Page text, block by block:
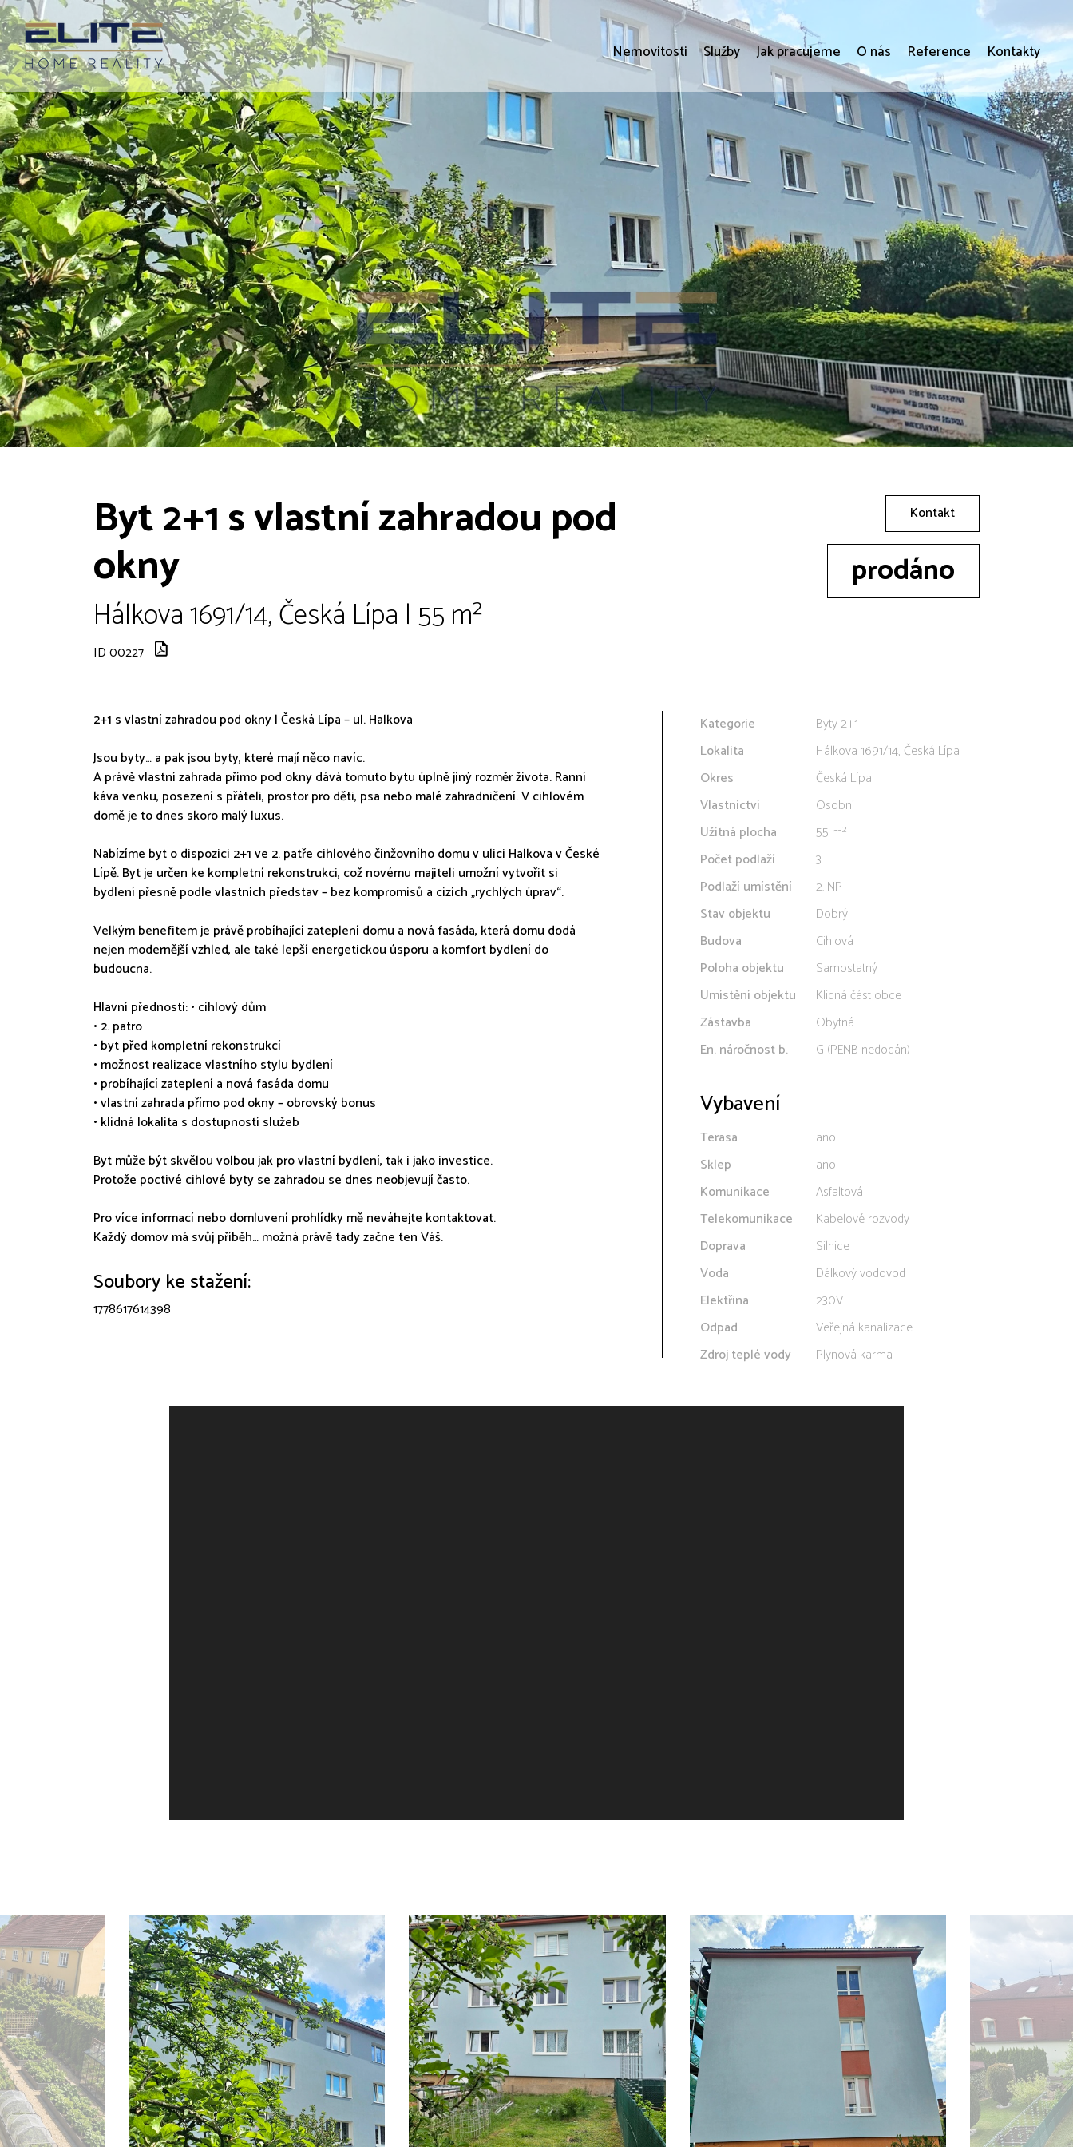
Nemovitosti Služby Jak pracujeme O nás Reference Kontakty
Byt 2+1 s vlastní zahradou pod
okny
Hálkova 1691/14, Česká Lípa | 55 m²
ID 00227
Kontakt
prodáno
2+1 s vlastní zahradou pod okny | Česká Lípa – ul. Halkova
Jsou byty… a pak jsou byty, které mají něco navíc.
A právě vlastní zahrada přímo pod okny dává tomuto bytu úplně jiný rozměr života. Ranní
káva venku, posezení s přáteli, prostor pro děti, psa nebo malé zahradničení. V cihlovém
domě je to dnes skoro malý luxus.
Nabízíme byt o dispozici 2+1 ve 2. patře cihlového činžovního domu v ulici Halkova v České
Lípě. Byt je určen ke kompletní rekonstrukci, což novému majiteli umožní vytvořit si
bydlení přesně podle vlastních představ – bez kompromisů a cizích „rychlých úprav“.
Velkým benefitem je právě probíhající zateplení domu a nová fasáda, která domu dodá
nejen modernější vzhled, ale také lepší energetickou úsporu a komfort bydlení do
budoucna.
Hlavní přednosti: • cihlový dům
• 2. patro
• byt před kompletní rekonstrukcí
• možnost realizace vlastního stylu bydlení
• probíhající zateplení a nová fasáda domu
• vlastní zahrada přímo pod okny – obrovský bonus
• klidná lokalita s dostupností služeb
Byt může být skvělou volbou jak pro vlastní bydlení, tak i jako investice.
Protože poctivé cihlové byty se zahradou se dnes neobjevují často.
Pro více informací nebo domluvení prohlídky mě neváhejte kontaktovat.
Každý domov má svůj příběh… možná právě tady začne ten Váš.
Soubory ke stažení:
1778617614398
Kategorie
Byty 2+1
Lokalita
Hálkova 1691/14, Česká Lípa
Okres
Česká Lípa
Vlastnictví
Osobní
Užitná plocha
55 m²
Počet podlaží
3
Podlaží umístění
2. NP
Stav objektu
Dobrý
Budova
Cihlová
Poloha objektu
Samostatný
Umístění objektu
Klidná část obce
Zástavba
Obytná
En. náročnost b.
G (PENB nedodán)
Vybavení
Terasa
ano
Sklep
ano
Komunikace
Asfaltová
Telekomunikace
Kabelové rozvody
Doprava
Silnice
Voda
Dálkový vodovod
Elektřina
230V
Odpad
Veřejná kanalizace
Zdroj teplé vody
Plynová karma